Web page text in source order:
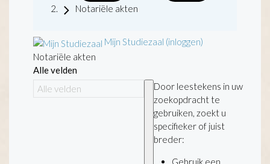
Notariële akten
Mijn Studiezaal (inloggen)
Notariële akten
Alle velden
Door leestekens in uw
zoekopdracht te
gebruiken, zoekt u
specifieker of juist
breder:
Gebruik een